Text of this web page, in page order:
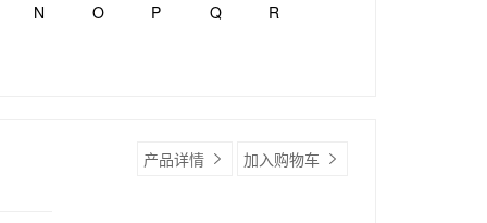
N O P Q
R
产品详情 加入购物车